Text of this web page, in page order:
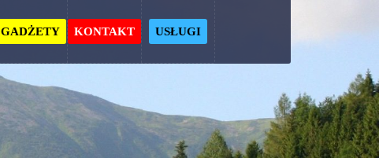
GADŻETY KONTAKT USŁUGI